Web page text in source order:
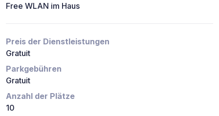
Free WLAN im Haus
Preis der Dienstleistungen
Gratuit
Parkgebühren
Gratuit
Anzahl der Plätze
10